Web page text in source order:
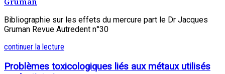
Bibliographie sur les effets du mercure part le Dr Jacques
Gruman Revue Autredent n°30
continuer la lecture
Problèmes toxicologiques liés aux métaux utilisés